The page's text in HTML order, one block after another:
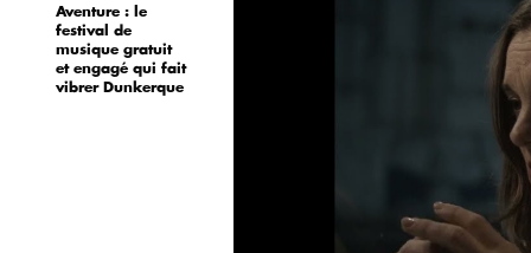
Aventure : le
festival de
musique gratuit
et engagé qui fait
vibrer Dunkerque